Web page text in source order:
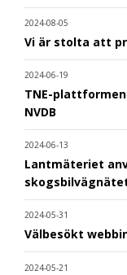
2024-08-05
Vi är stolta att
2024-06-19
TNE-
NVDB
2024-06-13
Lantmäteriet
2024-05-31
Välbesökt
2024-05-21